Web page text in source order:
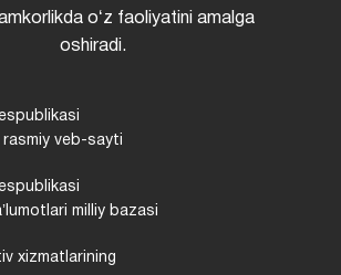
oʻz faoliyatini amalga
oshiradi.
rasmiy veb-sayti
milliy bazasi
xizmatlarining